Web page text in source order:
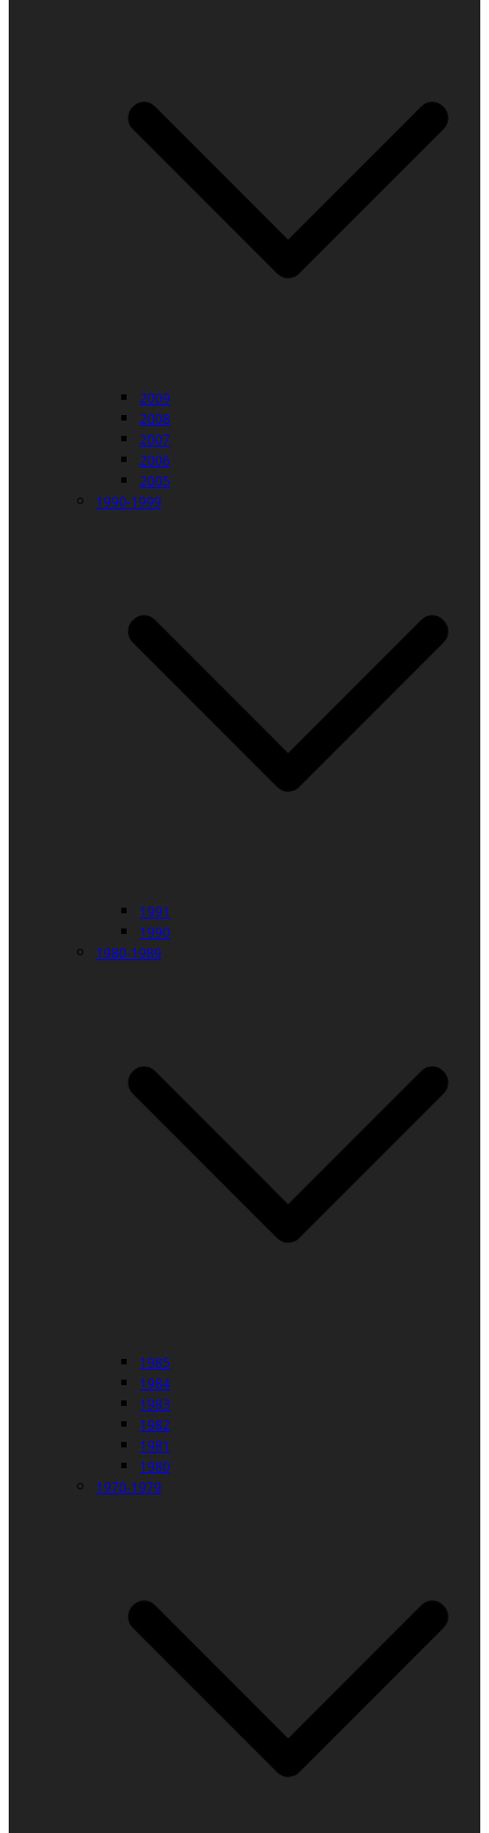
2009
2008
2007
2006
2005
1990-1999
1991
1990
1980-1989
1985
1984
1983
1982
1981
1980
1970-1979